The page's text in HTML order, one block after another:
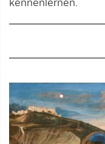
kennenlernen.